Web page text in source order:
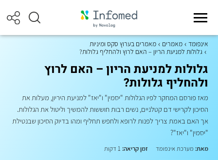
אינפומד מאמרים
מאמרים בערוץ סקס ומיניות
גלולות למניעת הריון – האם לרוץ ולהחליף גלולות?
גלולות למניעת הריון – האם לרוץ
ולהחליף גלולות?
מאז פורסם המחקר לפיו הגלולות "יסמין" ו"יאז" למניעת היריון, מעלות את
הסיכון לקרישי דם קטלניים, נשים רבות חוששות להמשיך וליטול את הגלולות.
אך האם באמת צריך לפנות לרופא ולחפש תחליף ומהו בדיוק הסיכון שבנטילת
"יסמין" ו"יאז"?
מאת: מערכת אינפומד זמן קריאה: